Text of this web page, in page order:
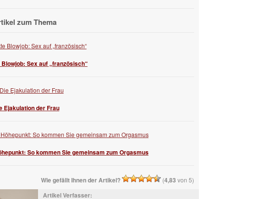
zum Thema
Sex auf „französisch“
Ejakulation der Frau
So kommen Sie gemeinsam zum Orgasmus
Wie gefällt Ihnen der Artikel? (4,83 von 5)
Artikel Verfasser: